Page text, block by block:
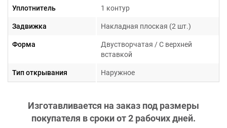
Уплотнитель 1 контур
Задвижка Накладная плоская (2 шт.)
Форма
Двустворчатая / С верхней
вставкой
Тип открывания Наружное
Изготавливается на заказ под размеры
покупателя в сроки от2 рабочих дней.